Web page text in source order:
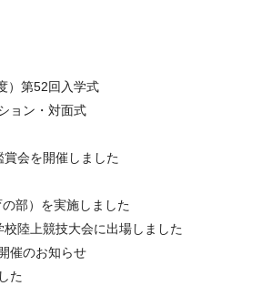
）第52回入学式
ョン・対面式
会を開催しました
部）を実施しました
陸上競技大会に出場しました
催のお知らせ
た